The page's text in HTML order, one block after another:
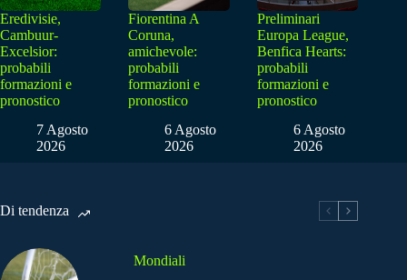
Eredivisie,
Cambuur-
Excelsior:
probabili
formazioni e
pronostico
7 Agosto
2026
Fiorentina A
Coruna,
amichevole:
probabili
formazioni e
pronostico
6 Agosto
2026
Preliminari
Europa League,
Benfica Hearts:
probabili
formazioni e
pronostico
6 Agosto
2026
Di tendenza
Mondiali